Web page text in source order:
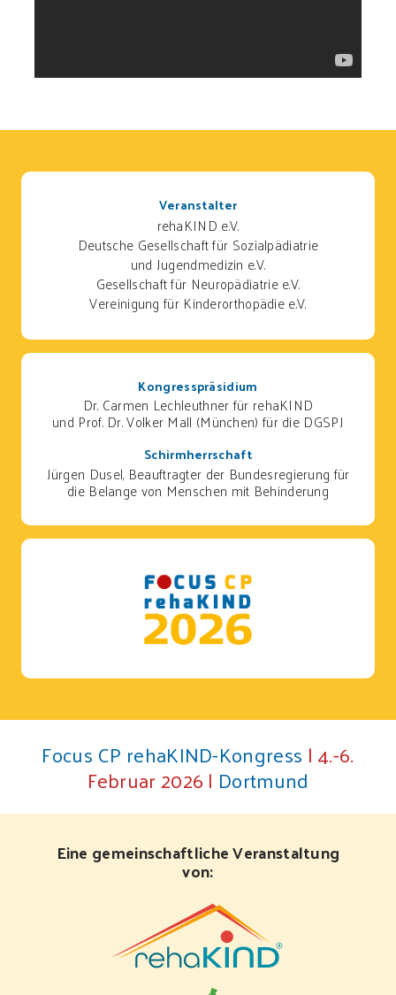
Veranstalter
rehaKIND e.V.
Deutsche Gesellschaft für Sozialpädiatrie
und Jugendmedizin e.V.
Gesellschaft für Neuropädiatrie e.V.
Vereinigung für Kinderorthopädie e.V.
Kongresspräsidium
Dr. Carmen Lechleuthner für rehaKIND
und Prof. Dr. Volker Mall (München) für die DGSPJ
Schirmherrschaft
Jürgen Dusel, Beauftragter der Bundesregierung für
die Belange von Menschen mit Behinderung
Focus CP rehaKIND-Kongress | 4.-6.
Februar 2026 | Dortmund
Eine gemeinschaftliche Veranstaltung
von: